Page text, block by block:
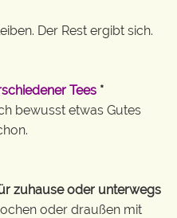
Der Rest ergibt sich.
Tees *
bewusst etwas Gutes
zuhause oder unterwegs
oder draußen mit